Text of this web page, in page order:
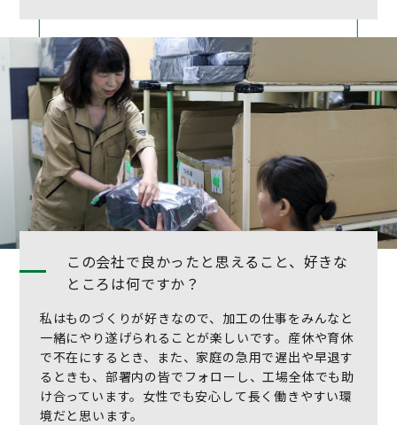
この会社で良かったと思えること、好きな
ところは何ですか？
私はものづくりが好きなので、加工の仕事をみんなと
一緒にやり遂げられることが楽しいです。産休や育休
で不在にするとき、また、家庭の急用で遅出や早退す
るときも、部署内の皆でフォローし、工場全体でも助
け合っています。女性でも安心して長く働きやすい環
境だと思います。